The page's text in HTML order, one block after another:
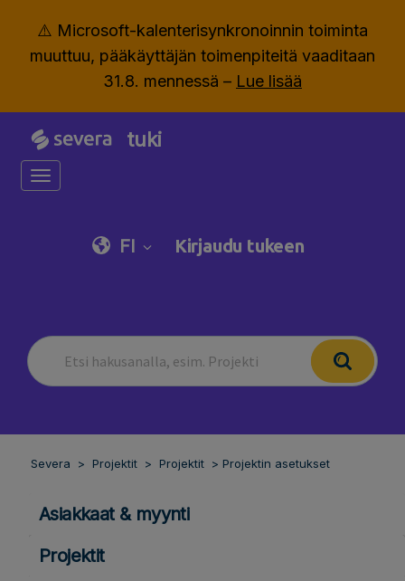
⚠️ Microsoft-kalenterisynkronoinnin toiminta
muuttuu, pääkäyttäjän toimenpiteitä vaaditaan
31.8. mennessä – Lue lisää
tuki
Toggle navigation
FI Kirjaudu tukeen
Severa Projektit Projektit Projektin asetukset
Asiakkaat & myynti
Projektit